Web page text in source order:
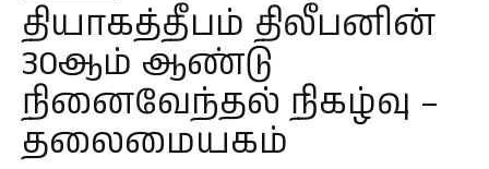
தியாகத்தீபம் திலீபனின்
30ஆம் ஆண்டு
நினைவேந்தல் நிகழ்வு –
தலைமையகம்